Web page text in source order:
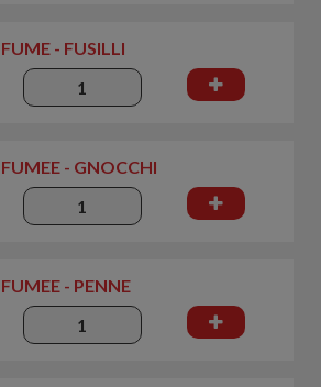
- FUSILLI
- GNOCCHI
- PENNE